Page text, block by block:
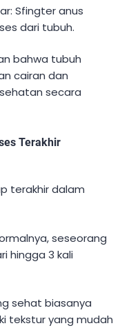
Sfingter anus
dari tubuh.
bahwa tubuh
cairan dan
secara
Terakhir
terakhir dalam
seseorang
hingga 3 kali
sehat biasanya
tekstur yang mudah